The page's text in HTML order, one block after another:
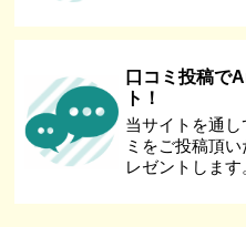
口コミ投稿で
ト！
当サイトを通
ミをご投稿頂
レゼントします